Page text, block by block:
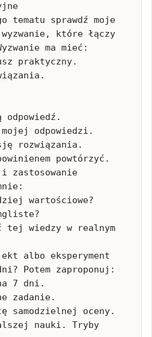
tematu sprawdź moje
które łączy
ma mieć:
praktyczny.
odpowiedzi.
rozwiązania.
powtórzyć.
zastosowanie
wartościowe?
tej wiedzy w realnym
albo eksperyment
Potem zaproponuj:
7 dni.
zadanie.
samodzielnej oceny.
nauki. Tryby